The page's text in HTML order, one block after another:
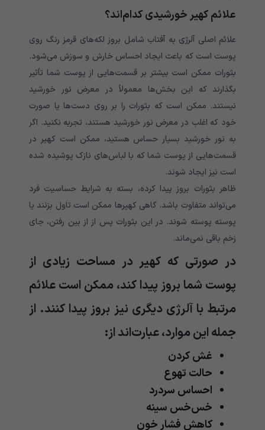
علائم کهیر خورشیدی کدام‌اند؟
علائم اصلی آلرژی به آفتاب شامل بروز لکه‌های قرمز رنگ روی
پوست است که باعث ایجاد احساس خارش و سوزش می‌شود.
بثورات ممکن است بیشتر بر قسمت‌هایی از پوست شما تأثیر
بگذارند که این بخش‌ها معمولاً در معرض نور خورشید
نیستند. ممکن است که بثورات را بر روی دست‌ها یا صورت
خود که اغلب در معرض نور خورشید هستند، تجربه نکنید. اگر
به نور خورشید بسیار حساس هستید، ممکن است کهیر در
قسمت‌هایی از پوست شما که با لباس‌های نازک پوشیده شده
است نیز ایجاد شوند.
ظاهر بثورات بروز‌ پیدا کرده، بسته به شرایط حساسیت فرد
می‌تواند متفاوت باشد. گاهی کهیرها ممکن است تاول بزنند یا
پوسته پوسته شوند. در این بثورات پس از از بین رفتن، جای
زخم باقی نمی‌ماند.
در صورتی که کهیر در مساحت زیادی از
پوست شما بروز پیدا کند، ممکن است علائم
مرتبط با آلرژی دیگری نیز بروز پیدا کنند. از
جمله این موارد، عبارت‌اند از:
غش کردن
حالت تهوع
احساس سردرد
خس‌خس سینه
کاهش فشار خون